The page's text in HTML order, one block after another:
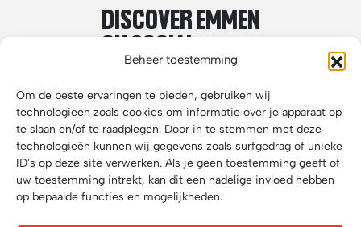
Beheer toestemming
Om de beste ervaringen te bieden, gebruiken wij
technologieën zoals cookies om informatie over je apparaat op
te slaan en/of te raadplegen. Door in te stemmen met deze
technologieën kunnen wij gegevens zoals surfgedrag of unieke
ID's op deze site verwerken. Als je geen toestemming geeft of
uw toestemming intrekt, kan dit een nadelige invloed hebben
op bepaalde functies en mogelijkheden.
DISCOVER EMMEN
ON SOCIAL
MEDIA